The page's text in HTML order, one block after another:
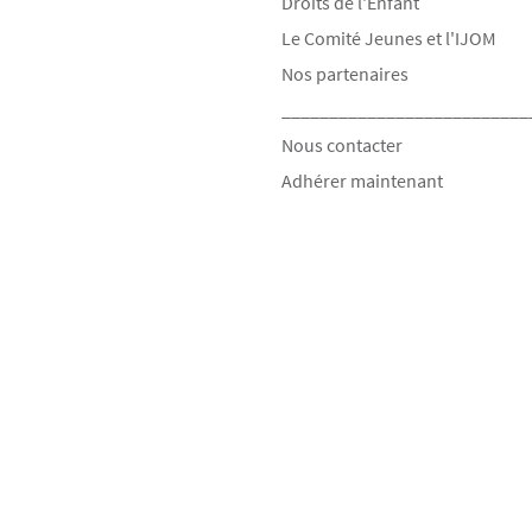
Le Comité Jeunes et l'IJOM
Nos partenaires
Nous contacter
Adhérer maintenant